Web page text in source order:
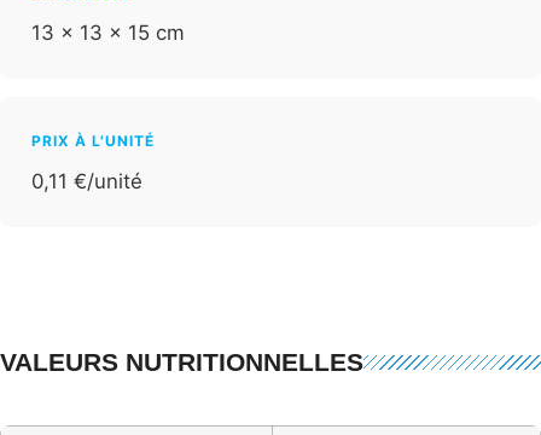
13 × 13 × 15 cm
PRIX À L'UNITÉ
0,11 €/unité
VALEURS NUTRITIONNELLES